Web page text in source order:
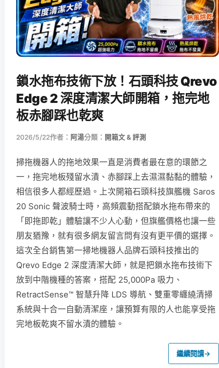
鎖水拖布技術下放！石頭科技 Qrevo
Edge 2 深度清潔大師開箱，拖完地
板赤腳踩也乾爽
2026/5/22作者： 阿湯分類： 開箱文 & 評測
掃拖機器人的拖地效果一直是消費者最在意的環節之
一，拖完地板殘留水漬、赤腳踩上去濕濕黏黏的體驗，
相信很多人都經歷過。上次開箱石頭科技旗艦機 Saros
20 Sonic 聲波騎士時，高頻震動搭配鎖水拖布帶來的
「即拖即乾」體驗讓不少人心動，但旗艦價格也讓一些
朋友猶豫，就有很多網友留言問有沒有更平價的選擇。
這次全台銷售第一掃地機器人品牌石頭科技推出的
Qrevo Edge 2 深度清潔大師，就是把鎖水拖布技術下
放到中階機種的答案，搭配 25,000Pa 吸力、
RetractSense™ 智慧升降 LDS 導航、雙重零纏繞清掃
系統與十合一自動清潔座，讓預算有限的人也能享受拖
完地板乾爽不留水漬的體驗。
繼續閱讀→